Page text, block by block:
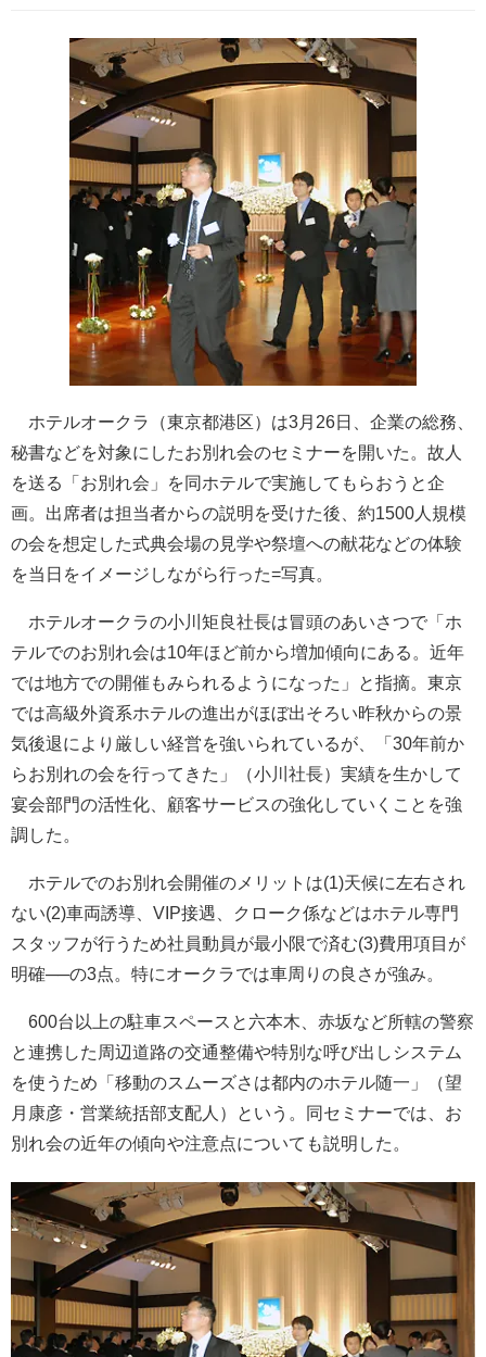
ホテルオークラ（東京都港区）は3月26日、企業の総務、
秘書などを対象にしたお別れ会のセミナーを開いた。故人
を送る「お別れ会」を同ホテルで実施してもらおうと企
画。出席者は担当者からの説明を受けた後、約1500人規模
の会を想定した式典会場の見学や祭壇への献花などの体験
を当日をイメージしながら行った=写真。
ホテルオークラの小川矩良社長は冒頭のあいさつで「ホ
テルでのお別れ会は10年ほど前から増加傾向にある。近年
では地方での開催もみられるようになった」と指摘。東京
では高級外資系ホテルの進出がほぼ出そろい昨秋からの景
気後退により厳しい経営を強いられているが、「30年前か
らお別れの会を行ってきた」（小川社長）実績を生かして
宴会部門の活性化、顧客サービスの強化していくことを強
調した。
ホテルでのお別れ会開催のメリットは(1)天候に左右され
ない(2)車両誘導、VIP接遇、クローク係などはホテル専門
スタッフが行うため社員動員が最小限で済む(3)費用項目が
明確──の3点。特にオークラでは車周りの良さが強み。
600台以上の駐車スペースと六本木、赤坂など所轄の警察
と連携した周辺道路の交通整備や特別な呼び出しシステム
を使うため「移動のスムーズさは都内のホテル随一」（望
月康彦・営業統括部支配人）という。同セミナーでは、お
別れ会の近年の傾向や注意点についても説明した。